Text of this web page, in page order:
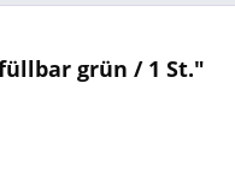
grün / 1 St."